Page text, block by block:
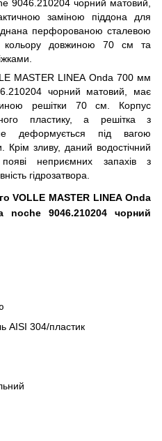
9046.210204 чорний матовий,
заміною піддона для
перфорованою сталевою
кольору довжиною 70 см та
MASTER LINEA Onda 700 мм
чорний матовий, має
решітки 70 см. Корпус
пластику, а решітка з
деформується під вагою
Крім зливу, даний водостічний
неприємних запахів з
гідрозатвора.
VOLLE MASTER LINEA Onda
9046.210204 чорний
AISI 304/пластик